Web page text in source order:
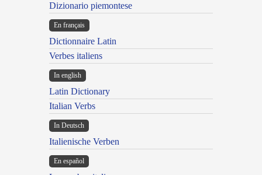
Dizionario piemontese
En français
Dictionnaire Latin
Verbes italiens
In english
Latin Dictionary
Italian Verbs
In Deutsch
Italienische Verben
En español